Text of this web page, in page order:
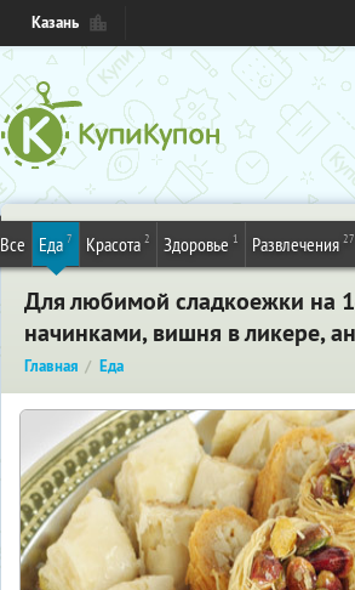
Казань
Все Еда 7 Красота 2 Здоровье 1 Развлечения 27
Для любимой сладкоежки на
начинками, вишня в ликере,
Главная Еда